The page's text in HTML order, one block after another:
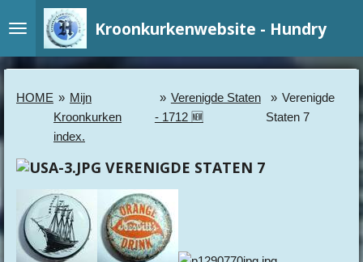
direct
naar
hoofdinhoud
Kroonkurkenwebsite - Hundry
HOME » Mijn
Kroonkurken
index.
» Verenigde Staten
- 1712 🆕
» Verenigde
Staten 7
VERENIGDE STATEN 7